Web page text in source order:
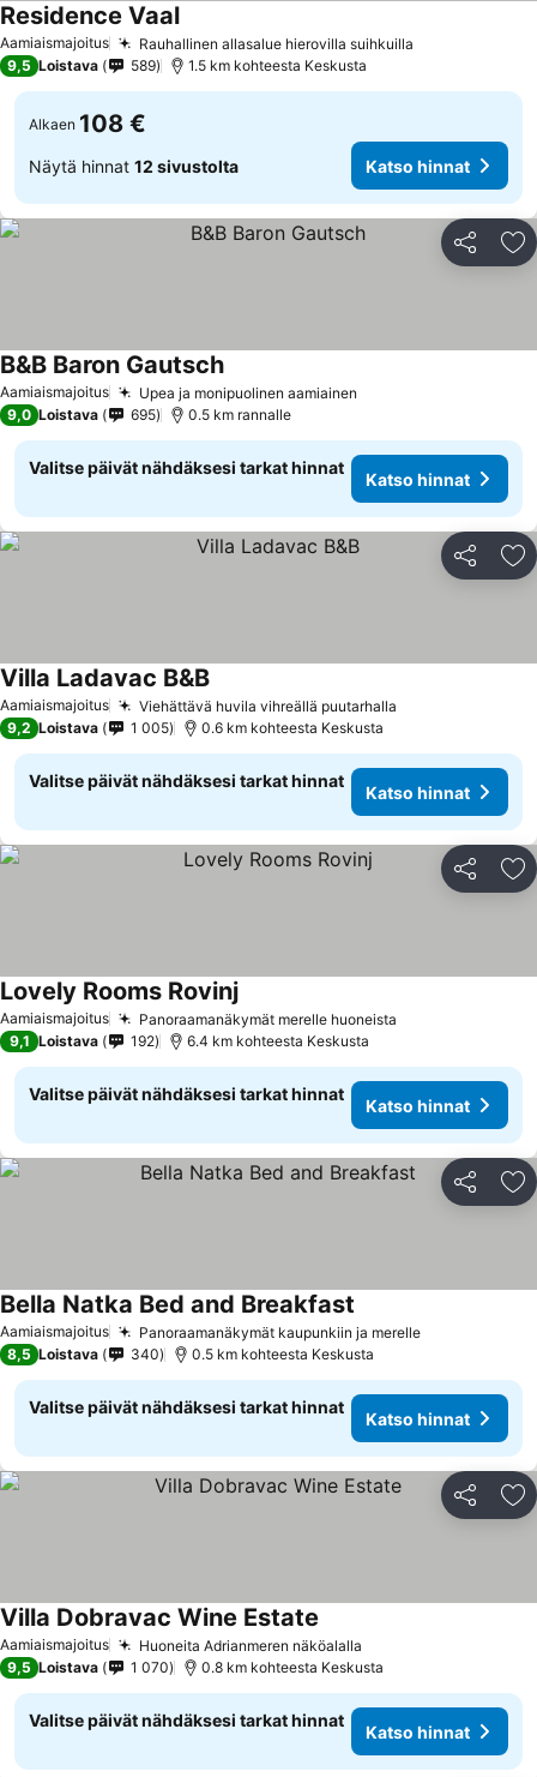
Aamiaismajoitus Rauhallinen allasalue hierovilla suihkuilla
Residence VaalKatso hinnat
9,5 Loistava 589 1.5 km kohteesta Keskusta
Alkaen 108 €
Näytä hinnat 12 sivustolta Katso hinnat
Jaa
Aamiaismajoitus Upea ja monipuolinen aamiainen
B&B Baron GautschKatso hinnat
9,0 Loistava 695 0.5 km rannalle
Valitse päivät nähdäksesi tarkat hinnat
Katso hinnat
Jaa
Aamiaismajoitus Viehättävä huvila vihreällä puutarhalla
Villa Ladavac B&BKatso hinnat
9,2 Loistava 1 005 0.6 km kohteesta Keskusta
Valitse päivät nähdäksesi tarkat hinnat
Katso hinnat
Jaa
Aamiaismajoitus Panoraamanäkymät merelle huoneista
Lovely Rooms RovinjKatso hinnat
9,1 Loistava 192 6.4 km kohteesta Keskusta
Valitse päivät nähdäksesi tarkat hinnat
Katso hinnat
Jaa
Aamiaismajoitus Panoraamanäkymät kaupunkiin ja merelleKatso hinnat
Bella Natka Bed and Breakfast
8,5 Loistava 340 0.5 km kohteesta Keskusta
Valitse päivät nähdäksesi tarkat hinnat
Katso hinnat
Jaa
Aamiaismajoitus Huoneita Adrianmeren näköalalla
Villa Dobravac Wine Estate
9,5 Loistava 1 070 0.8 km kohteesta Keskusta
Valitse päivät nähdäksesi tarkat hinnat
Katso hinnat